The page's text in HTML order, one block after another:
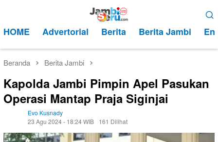
kontenMobile
HOME Advertorial Berita Berita Jambi
Beranda Berita Jambi
Kapolda Jambi Pimpin Apel Pasukan
Operasi Mantap Praja Siginjai
Evo Kusnady
23 Agu 2024 - 18:24 WIB
161 Dilihat